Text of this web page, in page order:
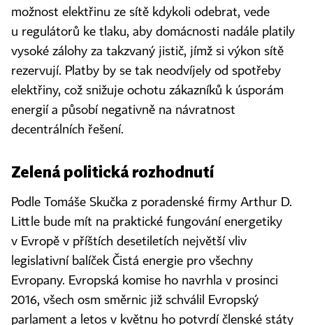
možnost elektřinu ze sítě kdykoli odebrat, vede
u regulátorů ke tlaku, aby domácnosti nadále platily
vysoké zálohy za takzvaný jistič, jímž si výkon sítě
rezervují. Platby by se tak neodvíjely od spotřeby
elektřiny, což snižuje ochotu zákazníků k úsporám
energií a působí negativně na návratnost
decentrálních řešení.
Zelená politická rozhodnutí
Podle Tomáše Skučka z poradenské firmy Arthur D.
Little bude mít na praktické fungování energetiky
v Evropě v příštích desetiletích největší vliv
legislativní balíček Čistá energie pro všechny
Evropany. Evropská komise ho navrhla v prosinci
2016, všech osm směrnic již schválil Evropský
parlament a letos v květnu ho potvrdí členské státy